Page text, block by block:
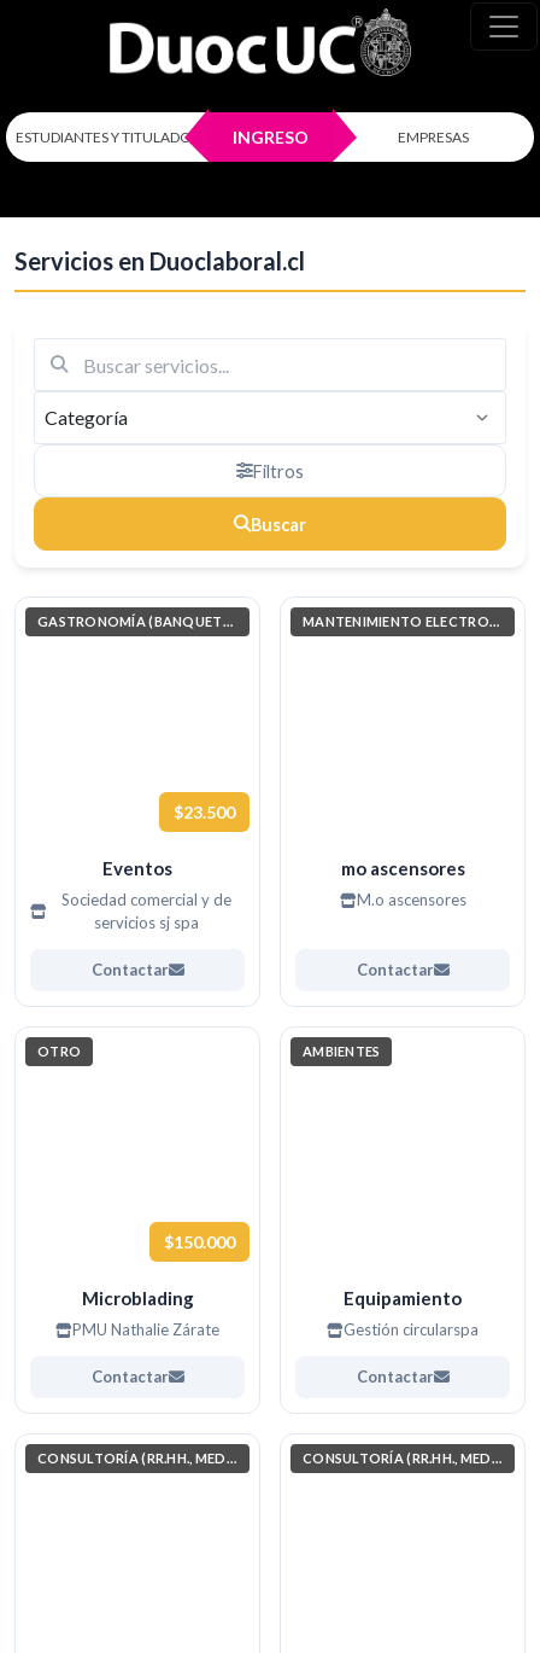
ESTUDIANTES Y TITULADOS INGRESO EMPRESAS
Servicios en Duoclaboral.cl
Filtros
Buscar
Buscar
GASTRONOMÍA (BANQUETERAS)
$23.500
Eventos
Sociedad comercial y de
servicios sj spa
Contactar
MANTENIMIENTO ELECTROMECÁNICO
mo ascensores
M.o ascensores
Contactar
OTRO
$150.000
Microblading
PMU Nathalie Zárate
Contactar
AMBIENTES
Equipamiento
Gestión circularspa
Contactar
CONSULTORÍA (RR.HH., MEDIO AMBIENTE, INVESTIGACIÓN) CONSULTORÍA (RR.HH., MEDIO AMBIENTE, INVESTIGACIÓN)